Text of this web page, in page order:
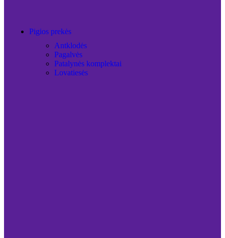
Pigios prekės
Antklodės
Pagalvės
Patalynės komplektai
Lovatiesės